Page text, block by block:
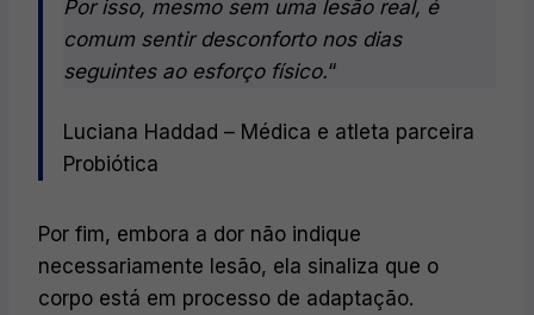
Por isso, mesmo sem uma lesão real, é
comum sentir desconforto nos dias
seguintes ao esforço físico.“
Luciana Haddad – Médica e atleta parceira
Probiótica
Por fim, embora a dor não indique
necessariamente lesão, ela sinaliza que o
corpo está em processo de adaptação.